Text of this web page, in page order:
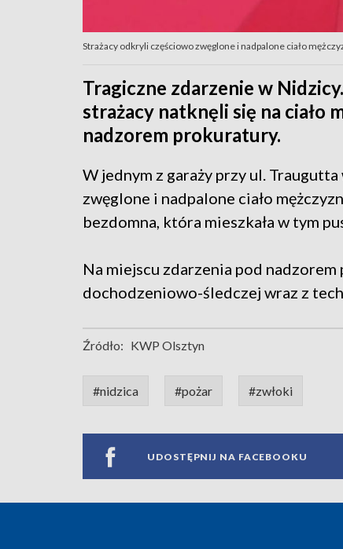
Strażacy odkryli częściowo zwęglone i nadpalone ciało
Tragiczne zdarzenie w
strażacy natknęli się na ciało
nadzorem prokuratury.
W jednym z garaży przy ul.
zwęglone i nadpalone ciało
bezdomna, która mieszkała w tym
Na miejscu zdarzenia pod
dochodzeniowo-śledczej wraz z
Źródło: KWP Olsztyn
#nidzica #pożar #zwłoki
UDOSTĘPNIJ NA FACEBOOKU